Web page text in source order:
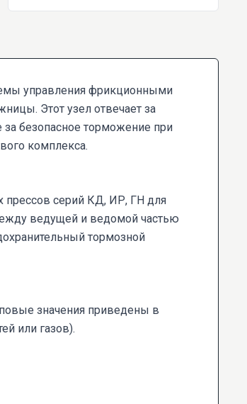
управления фрикционными
Этот узел отвечает за
безопасное торможение при
комплекса.
прессов серий КД, ИР, ГН для
ведущей и ведомой частью
тормозной
значения приведены в
или газов).